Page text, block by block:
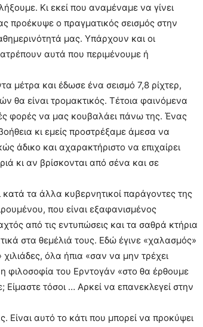
Κι εκεί που αναμέναμε να γίνει
προέκυψε ο πραγματικός σεισμός στην
μας. Υπάρχουν και οι
αυτά που περιμένουμε ή
μέτρα και έδωσε ένα σεισμό 7,8 ρίχτερ,
θα είναι τρομακτικός. Τέτοια φαινόμενα
φορές να μας κουβαλάει πάνω της. Ένας
κι εμείς προστρέξαμε άμεσα να
άδικο και αχαρακτήριστο να επιχαίρει
κι αν βρίσκονται από σένα και σε
κατά τα άλλα κυβερνητικοί παράγοντες της
που είναι εξαφανισμένος
από τις εντυπώσεις και τα σαθρά κτήρια
στα θεμέλιά τους. Εδώ έγινε «χαλασμός»
όλα ήπια «σαν να μην τρέχει
φιλοσοφία του Ερντογάν «στο θα έρθουμε
Είμαστε τόσοι … Αρκεί να επανεκλεγεί στην
αυτό το κάτι που μπορεί να προκύψει